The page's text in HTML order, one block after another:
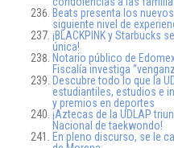
Beats presenta los
siguiente nivel de
¡BLACKPINK y Starbucks
única!
Notario público de
Fiscalía investiga
Descubre todo lo que la
estudiantiles, estudios e
y premios en deportes
¡Aztecas de la UDLAP
Nacional de taekwondo!
En pleno discurso, se le